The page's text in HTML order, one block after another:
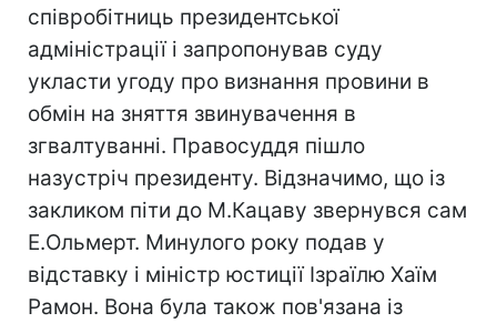
співробітниць президентської
адміністрації і запропонував суду
укласти угоду про визнання провини в
обмін на зняття звинувачення в
згвалтуванні. Правосуддя пішло
назустріч президенту. Відзначимо, що із
закликом піти до М.Кацаву звернувся сам
Е.Ольмерт. Минулого року подав у
відставку і міністр юстиції Ізраїлю Хаїм
Рамон. Вона була також пов'язана із